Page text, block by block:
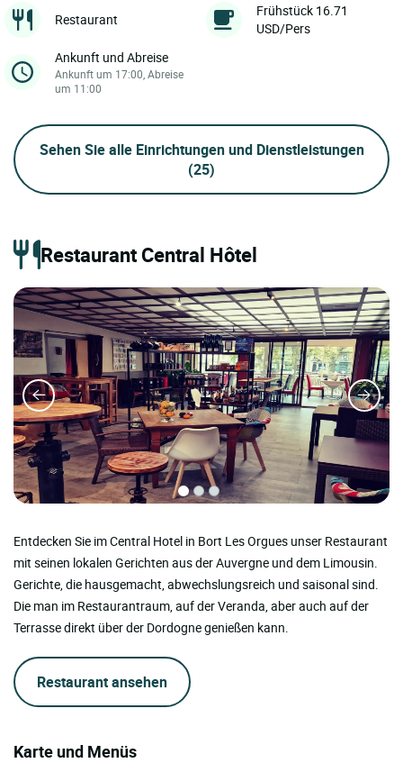
Restaurant
Frühstück 16.71
USD/Pers
Ankunft und Abreise
Ankunft um 17:00, Abreise
um 11:00
Sehen Sie alle Einrichtungen und Dienstleistungen
(25)
Restaurant Central Hôtel
Entdecken Sie im Central Hotel in Bort Les Orgues unser Restaurant
mit seinen lokalen Gerichten aus der Auvergne und dem Limousin.
Gerichte, die hausgemacht, abwechslungsreich und saisonal sind.
Die man im Restaurantraum, auf der Veranda, aber auch auf der
Terrasse direkt über der Dordogne genießen kann.
Restaurant ansehen
Karte und Menüs